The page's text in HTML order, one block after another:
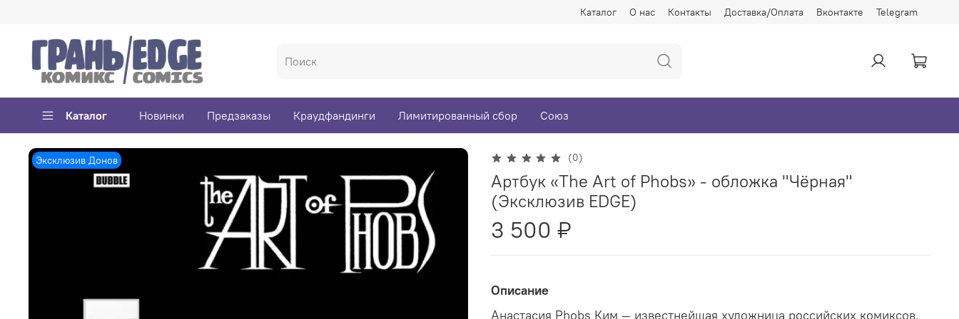
Каталог О нас Контакты Доставка/Оплата Вконтакте Telegram
Каталог Новинки Предзаказы Краудфандинги Лимитированный сбор Союз
Эксклюзив Донов (0)
Артбук «The Art of Phobs» - обложка "Чёрная"
(Эксклюзив EDGE)
3 500 ₽
Описание
Анастасия Phobs Ким — известнейшая художница российских комиксов,